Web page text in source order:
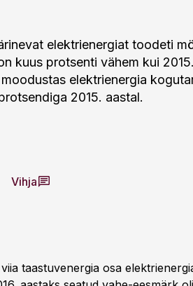
elektrienergiat toodeti
kuus protsenti vähem kui
elektrienergia
2015. aastal.
Vihja
taastuvenergia osa